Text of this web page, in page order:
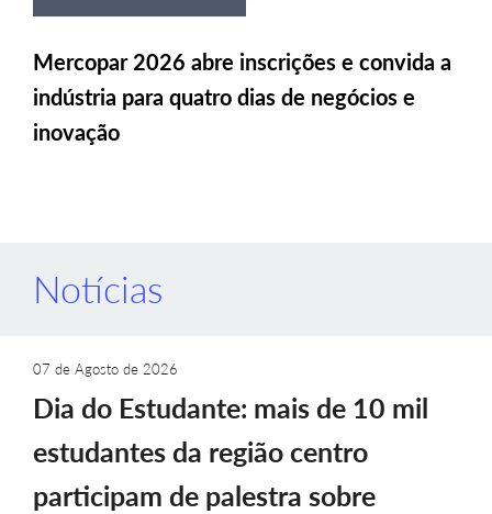
Mercopar 2026 abre inscrições e convida a
indústria para quatro dias de negócios e
inovação
Notícias
07 de Agosto de 2026
Dia do Estudante: mais de 10 mil
estudantes da região centro
participam de palestra sobre